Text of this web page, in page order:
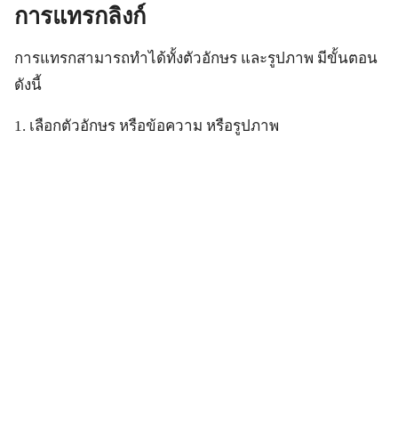
การแทรกลิงก์
การแทรกสามารถทำได้ทั้งตัวอักษร และรูปภาพ มีขั้นตอน
ดังนี้
1. เลือกตัวอักษร หรือข้อความ หรือรูปภาพ